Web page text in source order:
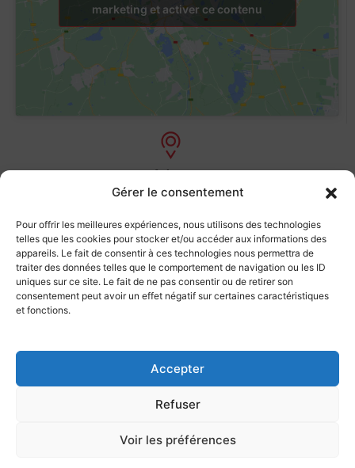
Gérer le consentement
Pour offrir les meilleures expériences, nous utilisons des technologies
telles que les cookies pour stocker et/ou accéder aux informations des
appareils. Le fait de consentir à ces technologies nous permettra de
traiter des données telles que le comportement de navigation ou les ID
uniques sur ce site. Le fait de ne pas consentir ou de retirer son
consentement peut avoir un effet négatif sur certaines caractéristiques
et fonctions.
Accepter
Refuser
Voir les préférences
marketing et activer ce contenu
Adresse
26 Rue Joseph Dessaix
Email :
Téléphone :
06 46 33 76 92